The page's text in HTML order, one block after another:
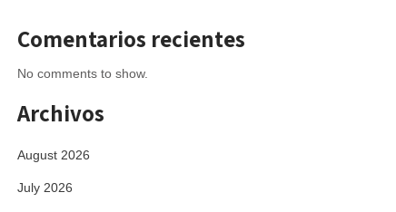
Comentarios recientes
No comments to show.
Archivos
August 2026
July 2026